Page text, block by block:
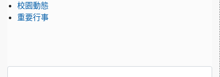
校園動態
重要行事